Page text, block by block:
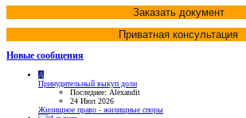
Заказать документ
Приватная консультация
Новые сообщения
A
Принудительный выкуп доли
Последнее: Alexandit
24 Июл 2026
Жилищное право - жилищные споры